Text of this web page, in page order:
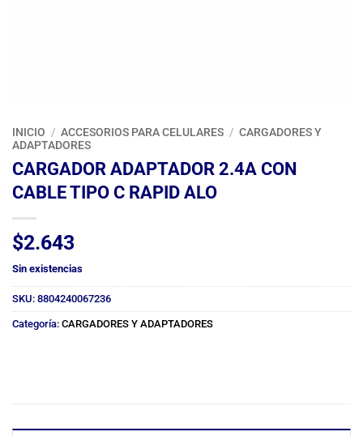
INICIO / ACCESORIOS PARA CELULARES / CARGADORES Y
ADAPTADORES
CARGADOR ADAPTADOR 2.4A CON
CABLE TIPO C RAPID ALO
$2.643
Sin existencias
SKU: 8804240067236
Categoría: CARGADORES Y ADAPTADORES